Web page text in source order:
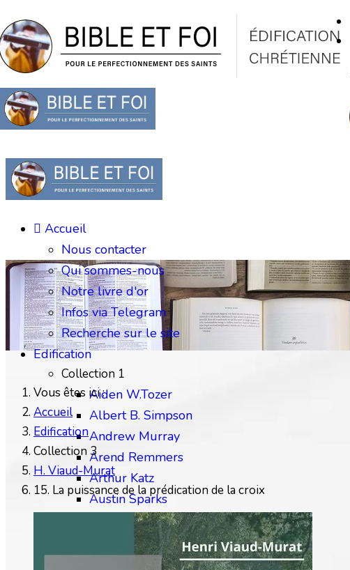
Accueil
Nous contacter
Qui sommes-nous
Notre livre d'or
Infos via Telegram
Recherche sur le site
Edification
Collection 1
Aiden W.Tozer
Albert B. Simpson
Andrew Murray
Arend Remmers
Arthur Katz
Austin Sparks
Benjamin Gabelle
Charles H.Mackintosh
Vous êtes ici :
Accueil
Edification
Collection 3
H. Viaud-Murat
15. La puissance de la prédication de la croix